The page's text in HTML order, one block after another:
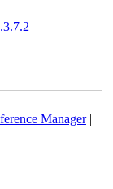
Manager